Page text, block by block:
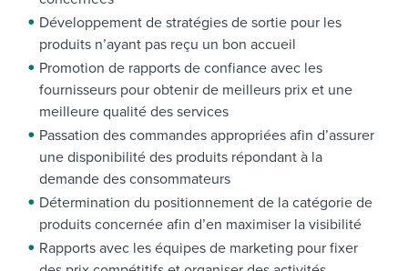
Développement de stratégies de sortie pour les
produits n’ayant pas reçu un bon accueil
Promotion de rapports de confiance avec les
fournisseurs pour obtenir de meilleurs prix et une
meilleure qualité des services
Passation des commandes appropriées afin d’assurer
une disponibilité des produits répondant à la
demande des consommateurs
Détermination du positionnement de la catégorie de
produits concernée afin d’en maximiser la visibilité
Rapports avec les équipes de marketing pour fixer